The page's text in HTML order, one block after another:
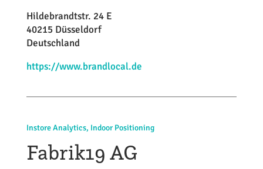
Hildebrandtstr. 24 E
40215 Düsseldorf
Deutschland
https://www.brandlocal.de
Instore Analytics, Indoor Positioning
Fabrik19 AG